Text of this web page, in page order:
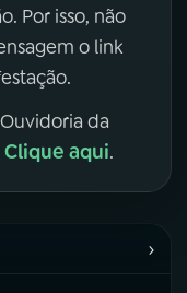
Por isso, não
o link
da
Clique aqui.
›